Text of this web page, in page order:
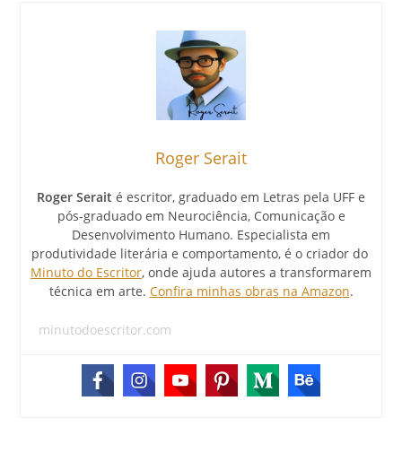
Roger Serait
Roger Serait é escritor, graduado em Letras pela UFF e
pós-graduado em Neurociência, Comunicação e
Desenvolvimento Humano. Especialista em
produtividade literária e comportamento, é o criador do
Minuto do Escritor, onde ajuda autores a transformarem
técnica em arte. Confira minhas obras na Amazon.
minutodoescritor.com